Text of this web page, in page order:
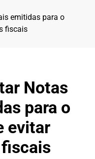
emitidas para o
fiscais
Notas
para o
evitar